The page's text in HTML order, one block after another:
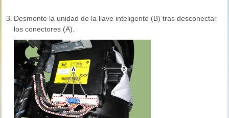
3. Desmonte la unidad de la llave inteligente (B) tras desconectar
los conectores (A).